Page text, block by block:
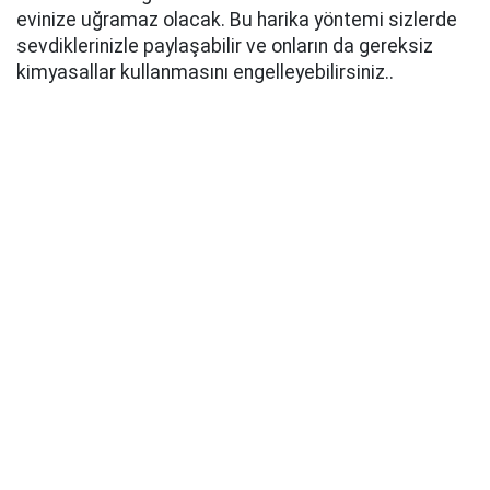
evinize uğramaz olacak. Bu harika yöntemi sizlerde
sevdiklerinizle paylaşabilir ve onların da gereksiz
kimyasallar kullanmasını engelleyebilirsiniz..